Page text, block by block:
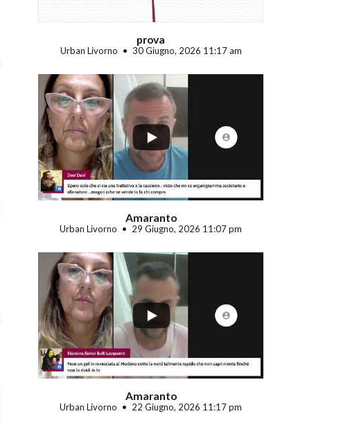
prova
Urban Livorno 30 Giugno, 2026 11:17 am
...
Amaranto
Urban Livorno 29 Giugno, 2026 11:07 pm
...
Amaranto
Urban Livorno 22 Giugno, 2026 11:17 pm